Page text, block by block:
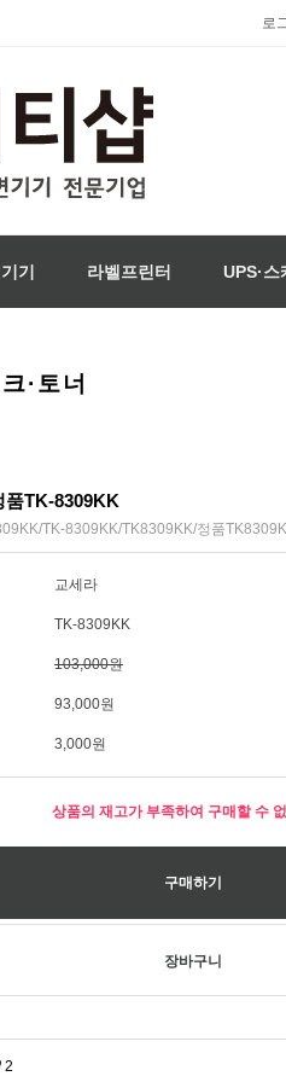
로
기 라벨프린터 UPS·스
·토너
품TK-8309KK
TK-8309KK/TK8309KK/정품
교세라
TK-8309KK
103,000원
93,000원
3,000원
상품의 재고가 부족하여 구매할 수
2